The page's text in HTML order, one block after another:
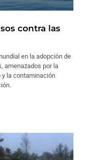
contra las
en la adopción de
amenazados por la
la contaminación